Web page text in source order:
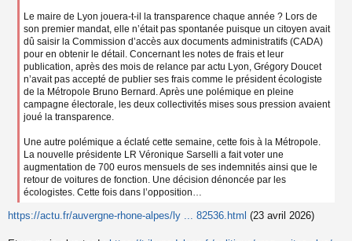
Le maire de Lyon jouera-t-il la transparence chaque année ? Lors de
son premier mandat, elle n’était pas spontanée puisque un citoyen avait
dû saisir la Commission d’accès aux documents administratifs (CADA)
pour en obtenir le détail. Concernant les notes de frais et leur
publication, après des mois de relance par actu Lyon, Grégory Doucet
n’avait pas accepté de publier ses frais comme le président écologiste
de la Métropole Bruno Bernard. Après une polémique en pleine
campagne électorale, les deux collectivités mises sous pression avaient
joué la transparence.
Une autre polémique a éclaté cette semaine, cette fois à la Métropole.
La nouvelle présidente LR Véronique Sarselli a fait voter une
augmentation de 700 euros mensuels de ses indemnités ainsi que le
retour de voitures de fonction. Une décision dénoncée par les
écologistes. Cette fois dans l’opposition…
https://actu.fr/auvergne-rhone-alpes/ly ... 82536.html (23 avril 2026)